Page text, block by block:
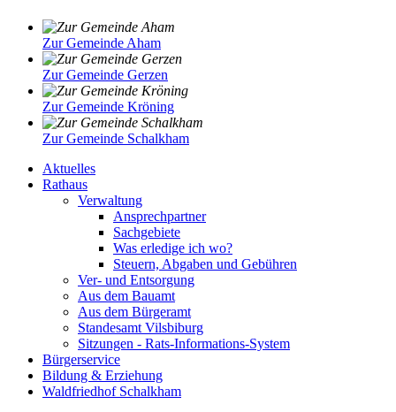
Zur Gemeinde Aham
Zur Gemeinde Gerzen
Zur Gemeinde Kröning
Zur Gemeinde Schalkham
Aktuelles
Rathaus
Verwaltung
Ansprechpartner
Sachgebiete
Was erledige ich wo?
Steuern, Abgaben und Gebühren
Ver- und Entsorgung
Aus dem Bauamt
Aus dem Bürgeramt
Standesamt Vilsbiburg
Sitzungen - Rats-Informations-System
Bürgerservice
Bildung & Erziehung
Waldfriedhof Schalkham